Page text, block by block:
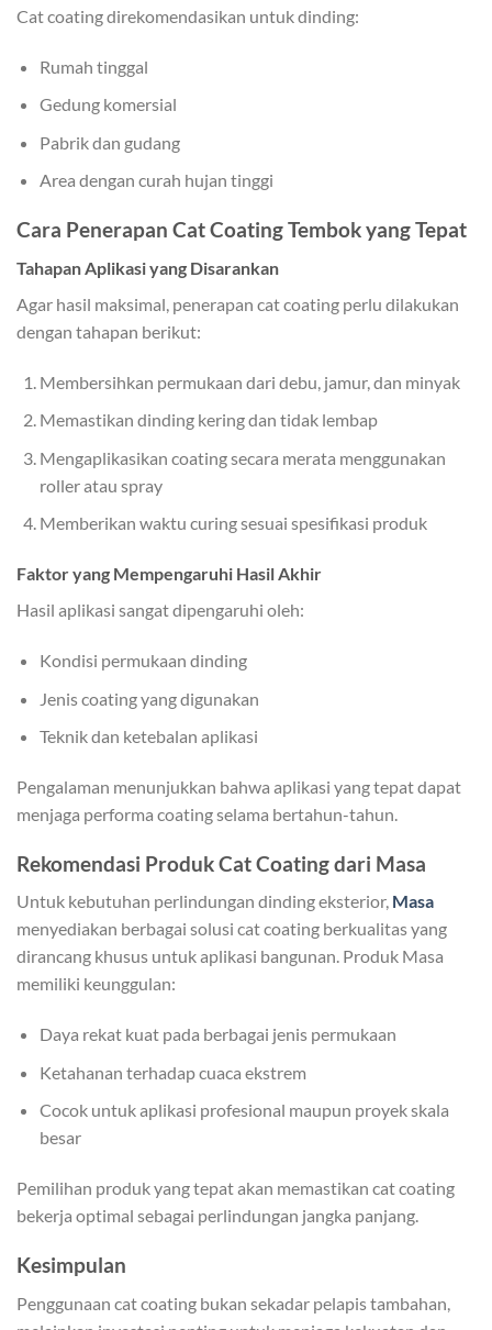
Cat coating direkomendasikan untuk dinding:
Rumah tinggal
Gedung komersial
Pabrik dan gudang
Area dengan curah hujan tinggi
Cara Penerapan Cat Coating Tembok yang Tepat
Tahapan Aplikasi yang Disarankan
Agar hasil maksimal, penerapan cat coating perlu dilakukan
dengan tahapan berikut:
Membersihkan permukaan dari debu, jamur, dan minyak
Memastikan dinding kering dan tidak lembap
Mengaplikasikan coating secara merata menggunakan
roller atau spray
Memberikan waktu curing sesuai spesifikasi produk
Faktor yang Mempengaruhi Hasil Akhir
Hasil aplikasi sangat dipengaruhi oleh:
Kondisi permukaan dinding
Jenis coating yang digunakan
Teknik dan ketebalan aplikasi
Pengalaman menunjukkan bahwa aplikasi yang tepat dapat
menjaga performa coating selama bertahun-tahun.
Rekomendasi Produk Cat Coating dari Masa
Untuk kebutuhan perlindungan dinding eksterior, Masa
menyediakan berbagai solusi cat coating berkualitas yang
dirancang khusus untuk aplikasi bangunan. Produk Masa
memiliki keunggulan:
Daya rekat kuat pada berbagai jenis permukaan
Ketahanan terhadap cuaca ekstrem
Cocok untuk aplikasi profesional maupun proyek skala
besar
Pemilihan produk yang tepat akan memastikan cat coating
bekerja optimal sebagai perlindungan jangka panjang.
Kesimpulan
Penggunaan cat coating bukan sekadar pelapis tambahan,